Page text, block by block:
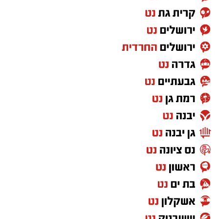
ואיסוף עצמי ממסעדות.
היציאה למרחק של יותר מקילומטר מהבית.
ההקלות המלאות שנכנסו הבוקר (א') לתוקף:
1. אפשרות לפתיחת מקומות עבודה ללא קהל.
2. איסוף עצמי ממסעדות (טייק אווי).
מתווה שיאושר על ידי משרד הבריאות.
4. פתיחת שמורות טבע, גנים לאומיים וחופים.
5. פתיחת רחבת הכותל המערבי וכנסיית הקבר
לתפילה במתווה שייקבע ע"י משרד הבריאות, בט"פ
ומל"ל לפי קפסולות. כמו כן הר הבית ייפתח.
6. הסרת מגבלות יציאה מהבית.
7. יבוטל האיסור לבקר בבתים אחרים, ובלבד
שיעמדו במגבלת ההתקהלות.